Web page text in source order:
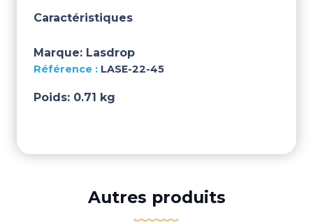
Caractéristiques
Marque: Lasdrop
LASE-22-45
Poids: 0.71 kg
Autres produits